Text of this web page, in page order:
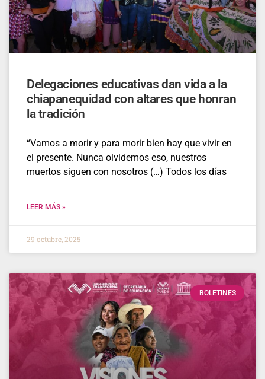
Delegaciones educativas dan vida a la
chiapanequidad con altares que honran
la tradición
“Vamos a morir y para morir bien hay que vivir en
el presente. Nunca olvidemos eso, nuestros
muertos siguen con nosotros (…) Todos los días
LEER MÁS »
29 octubre, 2025
BOLETINES